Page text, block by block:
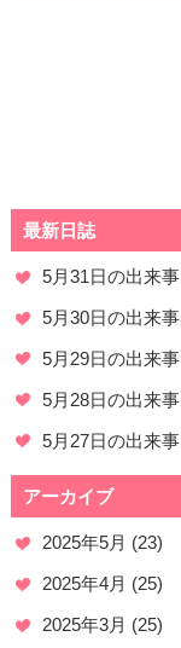
最新日誌
5月31日の出来事
5月30日の出来事
5月29日の出来事
5月28日の出来事
5月27日の出来事
アーカイブ
2025年5月 (23)
2025年4月 (25)
2025年3月 (25)